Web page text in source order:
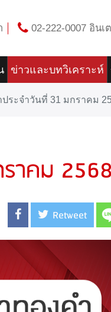
02-222-0007 อินเ
ข่าวและบทวิเคราะห์
ระจำวันที่ 31 มกราคม
ราคม 2568
Retweet